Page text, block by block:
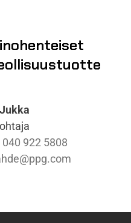
040 922 5808